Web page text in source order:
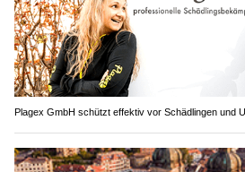
Plagex GmbH schützt effektiv vor Schädlingen und